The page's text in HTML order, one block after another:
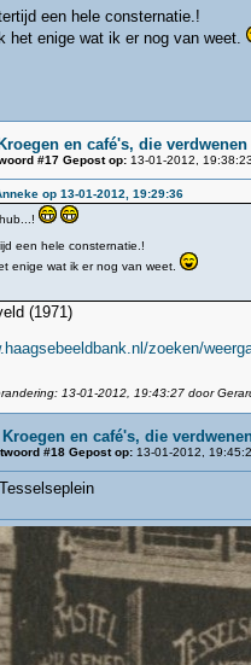
een hele consternatie.!
het enige wat ik er nog van weet.
en café's, die
#17 Gepost op:13-01-2012,
op 13-01-2012, 19:29:36
een hele consternatie.!
enige wat ik er nog van weet.
(1971)
zoeken/
13-01-2012, 19:43:27 door
Kroegen en café's, die
#18 Gepost op:13-01-2012,